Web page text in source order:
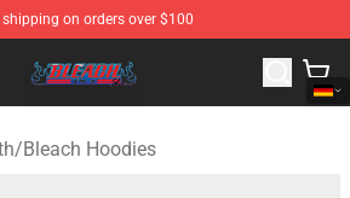
shipping on orders over $100
Bleach Merchandise Shop
/Bleach Hoodies